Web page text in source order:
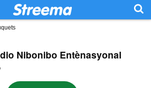
Nibonibo Entènasyonal